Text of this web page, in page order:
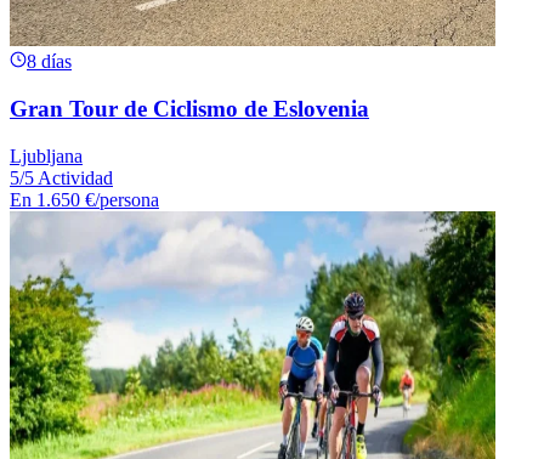
8 días
Gran Tour de Ciclismo de Eslovenia
Ljubljana
5/5 Actividad
En 1.650 €/persona